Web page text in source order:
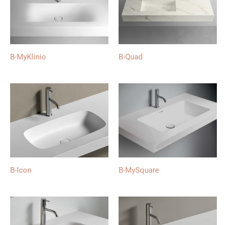
B-MyKlinio B-Quad
B-Icon B-MySquare